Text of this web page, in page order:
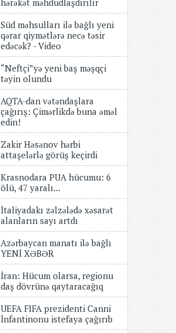
hərəkət məhdudlaşdırılır
Süd məhsulları ilə bağlı yeni
qərar qiymətlərə necə təsir
edəcək? - Video
“Neftçi”yə yeni baş məşqçi
təyin olundu
AQTA-dan vətəndaşlara
çağırış: Çimərlikdə buna əməl
edin!
Zakir Həsənov hərbi
attaşelərlə görüş keçirdi
Krasnodara PUA hücumu: 6
ölü, 47 yaralı...
İtaliyadakı zəlzələdə xəsarət
alanların sayı artdı
Azərbaycan manatı ilə bağlı
YENİ XƏBƏR
​​​​​​​İran: Hücum olarsa, regionu
daş dövrünə qaytaracağıq
UEFA FIFA prezidenti Canni
İnfantinonu istefaya çağırıb